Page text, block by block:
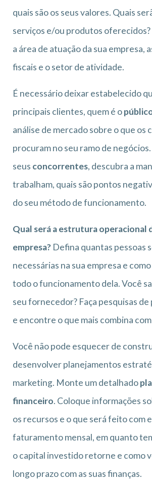
quais são os seus valores. Quais
serviços e/ou produtos
a área de atuação da sua empresa,
fiscais e o setor de atividade.
É necessário deixar estabelecido
principais clientes, quem é o
análise de mercado sobre o que os
procuram no seu ramo de
seus concorrentes, descubra a
trabalham, quais são pontos
do seu método de funcionamento.
Qual será a estrutura operacional
empresa? Defina quantas pessoas
necessárias na sua empresa e
todo o funcionamento dela. Você
seu fornecedor? Faça pesquisas
e encontre o que mais combina
Você não pode esquecer de
desenvolver planejamentos
marketing. Monte um detalhado
financeiro. Coloque informações
os recursos e o que será feito com
faturamento mensal, em quanto
o capital investido retorne e como
longo prazo com as suas finanças.